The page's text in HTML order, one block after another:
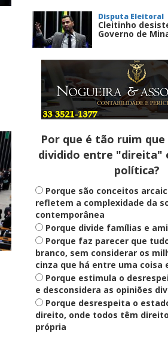
Disputa Eleitoral
Cleitinho
Governo de
Entenda
Pix Pensão
o que é e como
Saúde Mental
Plataforma
saúde mental
Digital
Definido
PT lança Patrus
candidato ao
Gerais
Educação
Fies: pré-
terça para
Por que é tão ruim que
dividido entre "direita"
política?
Porque são conceitos
refletem a complexidade da
contemporânea
Porque divide famílias e
Porque faz parecer que
branco, sem considerar os
cinza que há entre uma coisa
Porque estimula o
e desconsidera as opiniões
Porque desrespeita o
direito, onde todos têm
própria